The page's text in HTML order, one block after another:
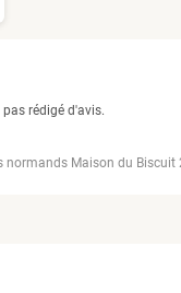
rédigé d'avis.
normands Maison du Biscuit